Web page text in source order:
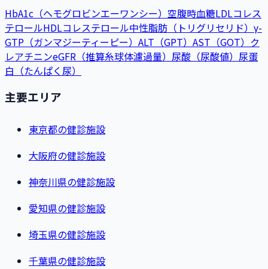
HbA1c（ヘモグロビンエーワンシー） 空腹時血糖LDLコレス
テロールHDLコレステロール中性脂肪（トリグリセリド） γ-
GTP（ガンマジーティーピー） ALT（GPT） AST（GOT） ク
レアチニンeGFR（推算糸球体濾過量） 尿酸（尿酸値） 尿蛋
白（たんぱく尿）
主要エリア
東京都の健診施設
大阪府の健診施設
神奈川県の健診施設
愛知県の健診施設
埼玉県の健診施設
千葉県の健診施設